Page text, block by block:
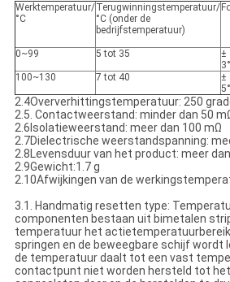
Werktemperatuur/
°C
Terugwinningstemperatuur/
°C (onder de
bedrijfstemperatuur)
0~99
5 tot 35
±
100~130 7 tot 40
±
2.4Oververhittingstemperatuur: 250
2.5. Contactweerstand: minder dan 50
2.6Isolatieweerstand: meer dan 100 mΩ
2.7Dielectrische weerstandspanning:
2.8Levensduur van het product: meer
2.9Gewicht:1.7 g
2.10Afwijkingen van de
3.1. Handmatig resetten type:
componenten bestaan uit bimetalen
temperatuur het actietemperatuurbereik
springen en de beweegbare schijf wordt
de temperatuur daalt tot een vast
contactpunt niet worden hersteld tot